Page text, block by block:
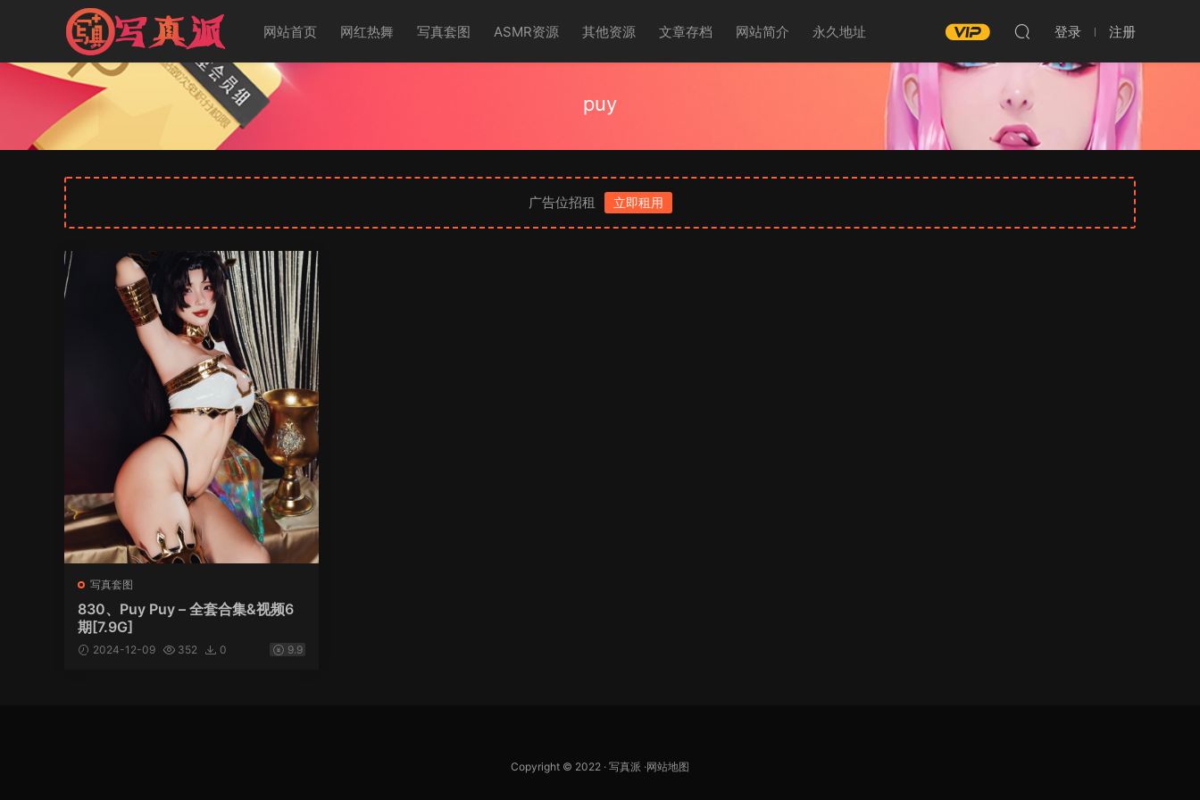
网站首页 网红热舞 写真套图 ASMR资源 其他资源 文章存档 网站简介 永久地址 登录 注册
puy
广告位招租 立即租用
写真套图
830、Puy Puy – 全套合集&视频6
期[7.9G]
2024-12-09 352 0 9.9
Copyright © 2022 · 写真派 ·网站地图